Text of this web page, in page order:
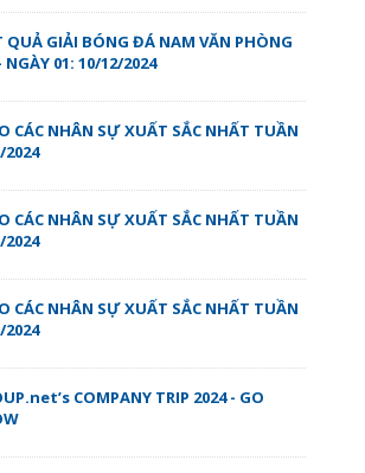
QUẢ GIẢI BÓNG ĐÁ NAM VĂN PHÒNG
01: 10/12/2024
CÁC NHÂN SỰ XUẤT SẮC NHẤT TUẦN
2024
CÁC NHÂN SỰ XUẤT SẮC NHẤT TUẦN
2024
CÁC NHÂN SỰ XUẤT SẮC NHẤT TUẦN
2024
COMPANY TRIP 2024 - GO